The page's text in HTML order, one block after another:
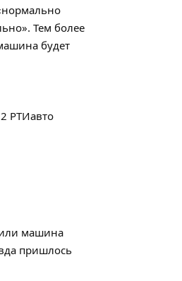
Тем более
будет
РТИавто
машина
пришлось